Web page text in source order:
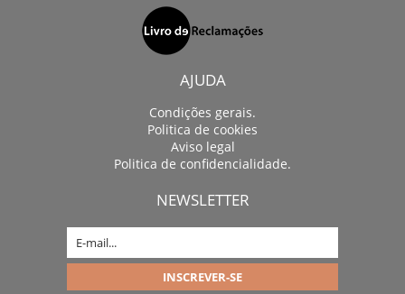
AJUDA
Condições gerais.
Politica de cookies
Aviso legal
Politica de confidencialidade.
NEWSLETTER